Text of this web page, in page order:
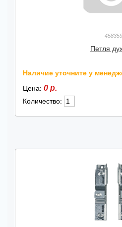
458359
Петля
Наличие уточните у
Цена: 0 р.
Количество: